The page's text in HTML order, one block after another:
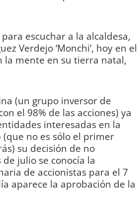
escuchar a la alcaldesa,
Verdejo ‘Monchi’, hoy en el
la mente en su tierra natal,
(un grupo inversor de
el 98% de las acciones) ya
interesadas en la
no es sólo el primer
su decisión de no
julio se conocía la
de accionistas para el 7
aparece la aprobación de la